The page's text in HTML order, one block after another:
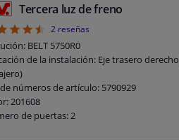
Tercera luz de freno
4.5
2 reseñas
BELT 5750R0
de la instalación: Eje trasero
números de artículo: 5790929
201608
de puertas: 2